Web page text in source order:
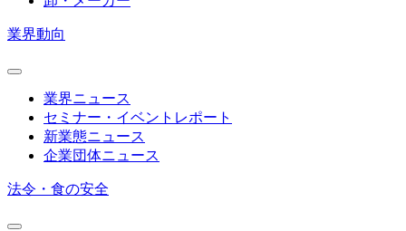
業界動向
業界ニュース
セミナー・イベントレポート
新業態ニュース
企業団体ニュース
法令・食の安全